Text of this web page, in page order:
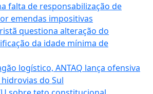
falta de responsabilização de
emendas impositivas
questiona alteração do
da idade mínima de
logístico, ANTAQ lança ofensiva
do Sul